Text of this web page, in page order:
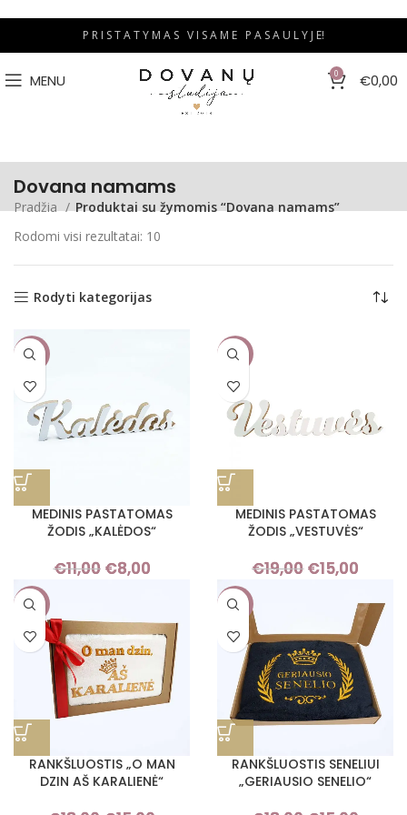
P R I S T A T Y M A S V I S A M E P A S A U L Y J E!
MENU 0 €0,00
Dovana namams
Pradžia
Produktai su žymomis “Dovana namams”
Rodomi visi rezultatai: 10
Rodyti kategorijas
-27%
MEDINIS PASTATOMAS
ŽODIS „KALĖDOS“
€11,00
Original
€8,00
-21%
MEDINIS PASTATOMAS
ŽODIS „VESTUVĖS“
€19,00
Original
€19,00.
€15,00
-17%
RANKŠLUOSTIS „O MAN
DZIN AŠ KARALIENĖ“
-17%
RANKŠLUOSTIS SENELIUI
„GERIAUSIO SENELIO“